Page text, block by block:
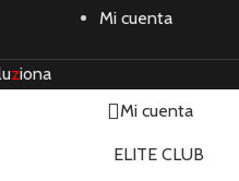
Mi cuenta
ziona
Mi cuenta
ELITE CLUB